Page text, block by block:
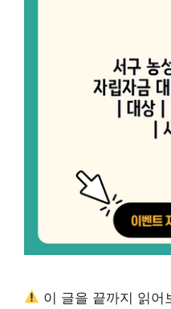
이 글을 끝까지 읽어